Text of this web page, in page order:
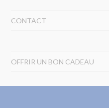
CONTACT
OFFRIR UN BON CADEAU